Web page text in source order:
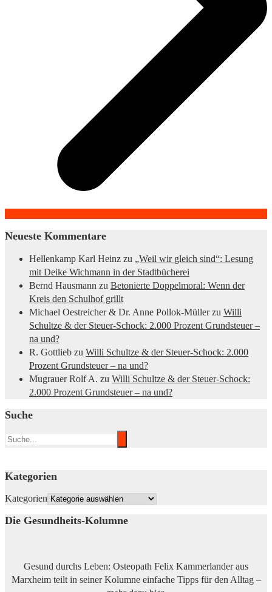
Neueste Kommentare
Hellenkamp Karl Heinz zu „Weil wir gleich sind“: Lesung
mit Deike Wichmann in der Stadtbücherei
Bernd Hausmann zu Betonierte Doppelmoral: Wenn der
Kreis den Schulhof grillt
Michael Oestreicher & Dr. Anne Pollok-Müllerzu Willi
Schultze & der Steuer-Schock: 2.000 Prozent Grundsteuer –
na und?
R. Gottlieb zu Willi Schultze & der Steuer-Schock: 2.000
Prozent Grundsteuer – na und?
Mugrauer Rolf A. zu Willi Schultze & der Steuer-Schock:
2.000 Prozent Grundsteuer – na und?
Suche
Kategorien
Kategorien
Die Gesundheits-Kolumne
Gesund durchs Leben: Osteopath Felix Kammerlander aus
Marxheim teilt in seiner Kolumne einfache Tipps für den Alltag –